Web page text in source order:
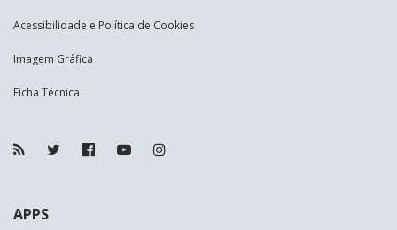
Acessibilidade e Política de Cookies
Imagem Gráfica
Ficha Técnica
APPS